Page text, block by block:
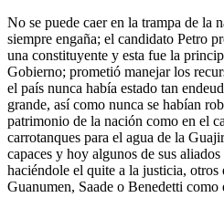
No se puede caer en la trampa de la
siempre engaña; el candidato Petro
una constituyente y esta fue la
Gobierno; prometió manejar los
el país nunca había estado tan
grande, así como nunca se habían
patrimonio de la nación como en el
carrotanques para el agua de la
capaces y hoy algunos de sus
haciéndole el quite a la justicia, otros
Guanumen, Saade o Benedetti como